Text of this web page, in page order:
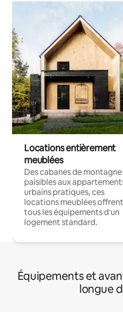
Locations entièrement
meublées
Des cabanes de montagne
paisibles aux
urbains pratiques, ces
locations meublées offrent
tous les équipements d'un
logement standard.
Équipements et
longue